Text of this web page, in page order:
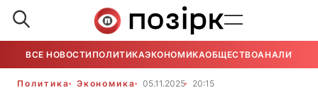
ВСЕ НОВОСТИ ПОЛИТИКАЭКОНОМИКАОБЩЕСТВОАНАЛИТИКА
Политика Экономика 05.11.2025 20:15